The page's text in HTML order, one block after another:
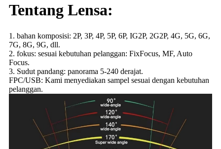
Tentang Lensa:
1. bahan komposisi: 2P, 3P, 4P, 5P, 6P, IG2P, 2G2P, 4G, 5G, 6G,
7G, 8G, 9G, dll.
2. fokus: sesuai kebutuhan pelanggan: FixFocus, MF, Auto
Focus.
3. Sudut pandang: panorama 5-240 derajat.
FPC/USB: Kami menyediakan sampel sesuai dengan kebutuhan
pelanggan.